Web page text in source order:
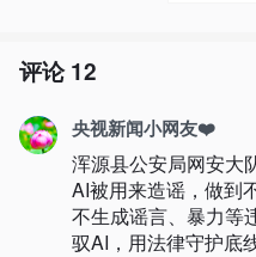
评论12
央视新闻小网友❤️
浑源县公安局网安大
AI被用来造谣，做到
不生成谣言、暴力等
驭AI，用法律守护底